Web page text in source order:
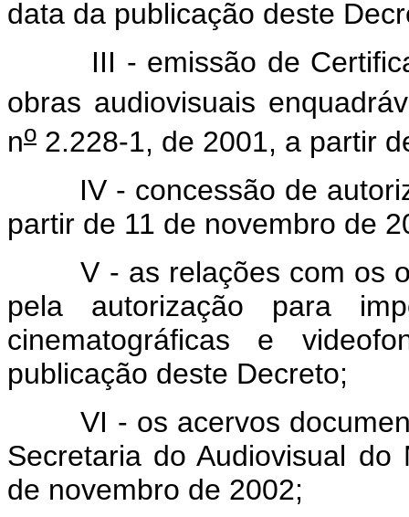
data da publicação deste
III - emissão de
obras audiovisuais
no 2.228-1, de 2001, a partir
IV - concessão de
partir de 11 de novembro de
V - as relações com os
pela autorização para
cinematográficas e
publicação deste Decreto;
VI - os acervos
Secretaria do Audiovisual
de novembro de 2002;